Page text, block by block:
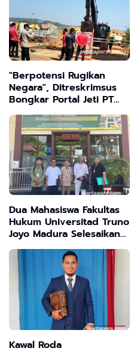
"Berpotensi Rugikan
Negara", Ditreskrimsus
Bongkar Portal Jeti PT
PMS di Hakatutobu
Dua Mahasiswa Fakultas
Hukum Universitad Truno
Joyo Madura Selesaikan
Program Magang di Law
Office Rauf dan Frans
Kawal Roda